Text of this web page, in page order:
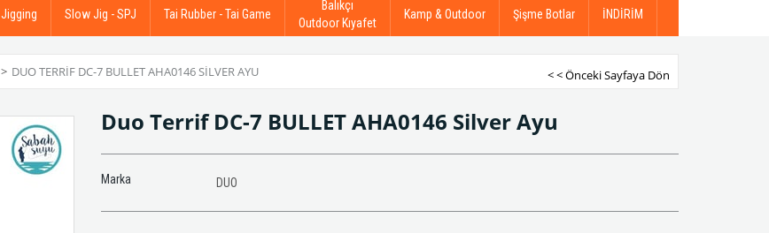
Jigging Slow Jig - SPJ Tai Rubber - Tai Game
Balıkçı
Outdoor Kıyafet
Kamp & Outdoor Şişme Botlar İNDİRİM
> DUO TERRIF DC-7 BULLET AHA0146 SILVER AYU < < Önceki Sayfaya Dön
Duo Terrif DC-7 BULLET AHA0146 Silver Ayu
Marka DUO